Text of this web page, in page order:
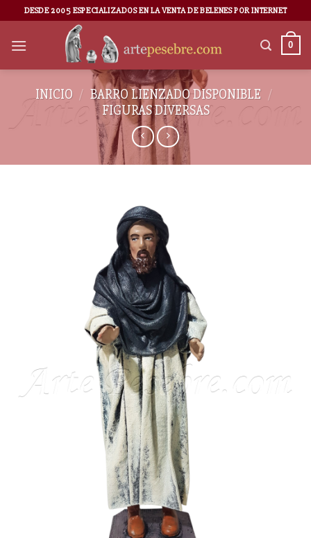
DESDE 2005 ESPECIALIZADOS EN LA VENTA DE BELENES POR INTERNET
0
INICIO / BARRO LIENZADO DISPONIBLE /
FIGURAS DIVERSAS